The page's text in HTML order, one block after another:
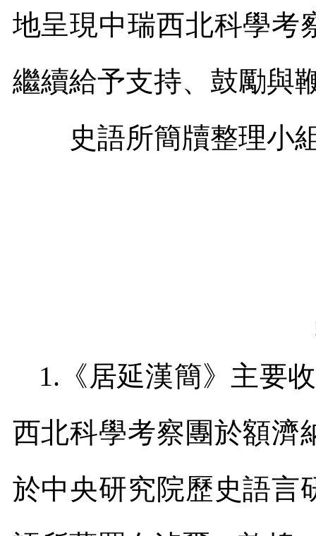
地呈現中瑞西北科學考
繼續給予支持、鼓勵與
史語所簡牘整理小
1. 《居延漢簡》主要
西北科學考察團於額濟
於中央研究院歷史語言